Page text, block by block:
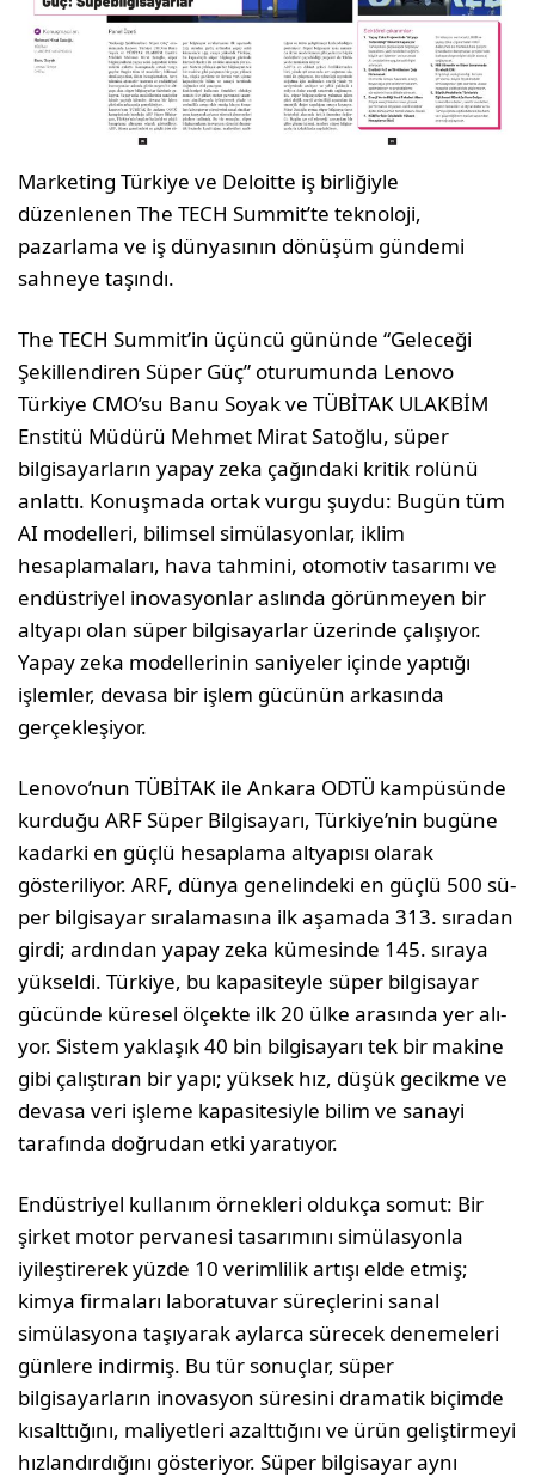
Marketing Türkiye ve Deloitte iş birliğiyle
düzenlenen The TECH Summit’te teknoloji,
pazarlama ve iş dünyasının dönüşüm gündemi
sahneye taşındı.
The TECH Summit’in üçüncü gününde “Geleceği
Şekillendiren Süper Güç” otu­rumunda Lenovo
Türkiye CMO’su Banu Soyak ve TÜBİTAK ULAKBİM
Enstitü Müdürü Mehmet Mirat Satoğlu, süper
bilgisayarların yapay zeka çağındaki kritik rolünü
anlattı. Konuşmada ortak vurgu şuydu: Bugün tüm
AI modelleri, bilimsel simülasyonlar, iklim
hesaplamaları, hava tahmini, otomotiv tasarımı ve
endüstriyel inovasyonlar aslında görünmeyen bir
alt­yapı olan süper bilgisayarlar üzerinde ça­lışıyor.
Yapay zeka modellerinin saniyeler içinde yaptığı
işlemler, devasa bir işlem gücünün arkasında
gerçekleşiyor.
Lenovo’nun TÜBİTAK ile Ankara ODTÜ kampüsünde
kurduğu ARF Süper Bilgisa­yarı, Türkiye’nin bugüne
kadarki en güçlü hesaplama altyapısı olarak
gösteriliyor. ARF, dünya genelindeki en güçlü 500 sü­
per bilgisayar sıralamasına ilk aşamada 313. sıradan
girdi; ardından yapay zeka kümesinde 145. sıraya
yükseldi. Türkiye, bu kapasiteyle süper bilgisayar
gücünde küresel ölçekte ilk 20 ülke arasında yer alı­
yor. Sistem yaklaşık 40 bin bilgisayarı tek bir makine
gibi çalıştıran bir yapı; yüksek hız, düşük gecikme ve
devasa veri işleme kapasitesiyle bilim ve sanayi
tarafında doğrudan etki yaratıyor.
Endüstriyel kullanım örnekleri oldukça somut: Bir
şirket motor pervanesi tasarı­mını simülasyonla
iyileştirerek yüzde 10 verimlilik artışı elde etmiş;
kimya firma­ları laboratuvar süreçlerini sanal
simülas­yona taşıyarak aylarca sürecek denemeleri
günlere indirmiş. Bu tür sonuçlar, süper
bilgisayarların inovasyon süresini drama­tik biçimde
kısalttığını, maliyetleri azalt­tığını ve ürün geliştirmeyi
hızlandırdığını gösteriyor. Süper bilgisayar aynı